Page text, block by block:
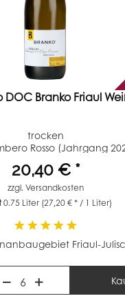
DOC Branko Friaul
trocken
Rosso (Jahrgang
20,40 € *
zzgl.Versandkosten
0.75 Liter (27,20 € * / 1 Liter)
Friaul-
6